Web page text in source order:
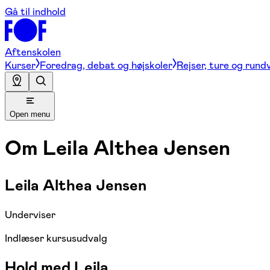
Gå til indhold
Aftenskolen
Kurser Foredrag, debat og højskoler Rejser, ture og
Open menu
Om Leila Althea Jensen
Leila Althea Jensen
Underviser
Indlæser kursusudvalg